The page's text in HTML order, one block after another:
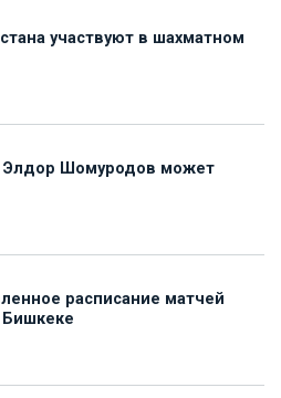
участвуют в шахматном
Элдор Шомуродов может
расписание матчей